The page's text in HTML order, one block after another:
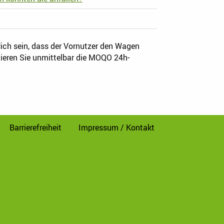
sein, dass der Vornutzer den Wagen
Sie unmittelbar die MOQO 24h-
Barrierefreiheit Impressum / Kontakt